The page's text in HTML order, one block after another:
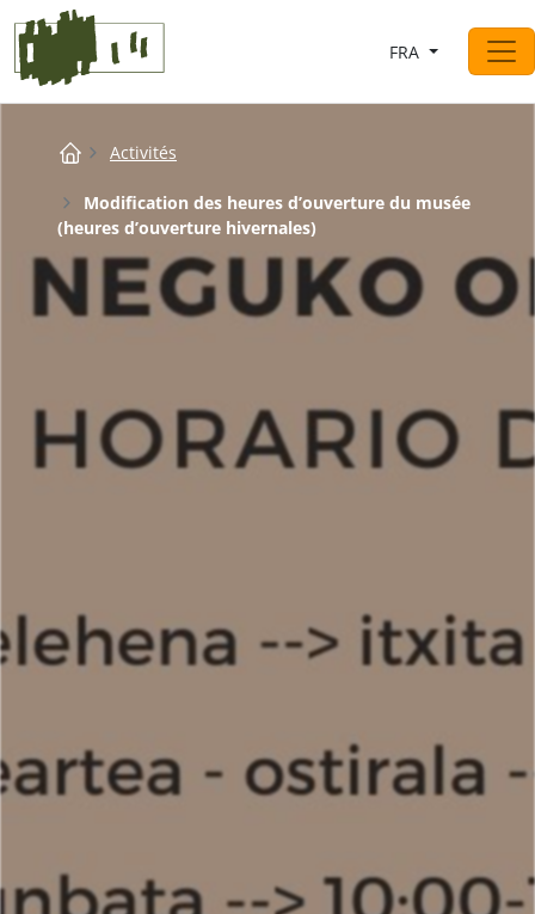
Saltar al contingut
Navigation principale
FRA
Breadcrumb
Activités
Modification des heures d’ouverture du musée
(heures d’ouverture hivernales)